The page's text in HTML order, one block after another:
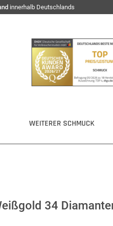
innerhalb Deutschlands
WEITERER SCHMUCK
34